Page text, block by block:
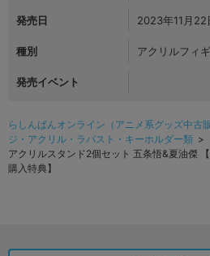
発売日 2023年11月22
種別 アクリルフィ
発売イベント
らしんばんオンライン（アニメ系グッズ中古
ジ・アクリル・ラバスト・キーホルダー類 >
アクリルスタンド2個セット 五条悟&夏油傑
購入特典】